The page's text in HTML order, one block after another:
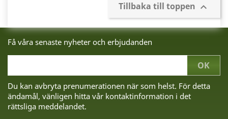
Tillbaka till toppen 
Få våra senaste nyheter och erbjudanden
Du kan avbryta prenumerationen när som helst. För detta
ändamål, vänligen hitta vår kontaktinformation i det
rättsliga meddelandet.